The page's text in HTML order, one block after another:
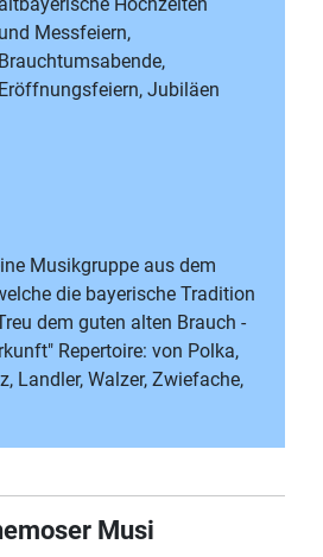
und Messfeiern,
Brauchtumsabende,
Eröffnungsfeiern, Jubiläen
Musikgruppe aus dem
die bayerische Tradition
dem guten alten Brauch -
Repertoire: von Polka,
Landler, Walzer, Zwiefache,
Musi